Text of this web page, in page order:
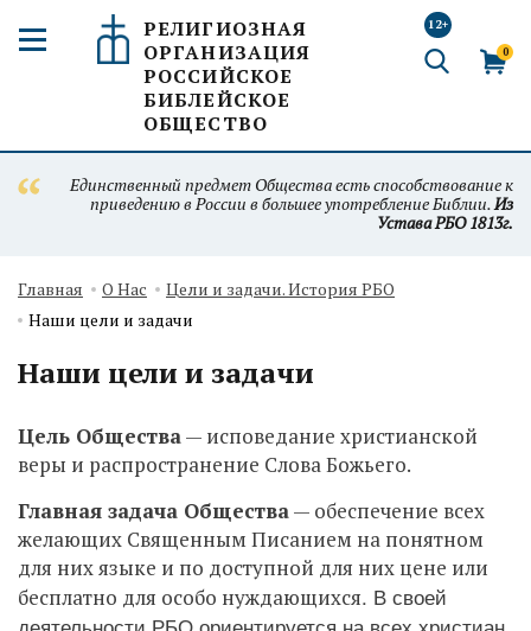
РЕЛИГИОЗНАЯ
ОРГАНИЗАЦИЯ
РОССИЙСКОЕ
БИБЛЕЙСКОЕ
ОБЩЕСТВО
12+
0
Единственный предмет Общества есть способствование к
приведению в России в большее употребление Библии.Из
Устава РБО 1813г.
Главная О Нас
Цели и задачи. История РБО
Наши цели и задачи
Наши цели и задачи
Цель Общества— исповедание христианской
веры и распространение Слова Божьего.
Главная задача Общества— обеспечение всех
желающих Священным Писанием на понятном
для них языке и по доступной для них цене или
бесплатно для особо нуждающихся. В своей